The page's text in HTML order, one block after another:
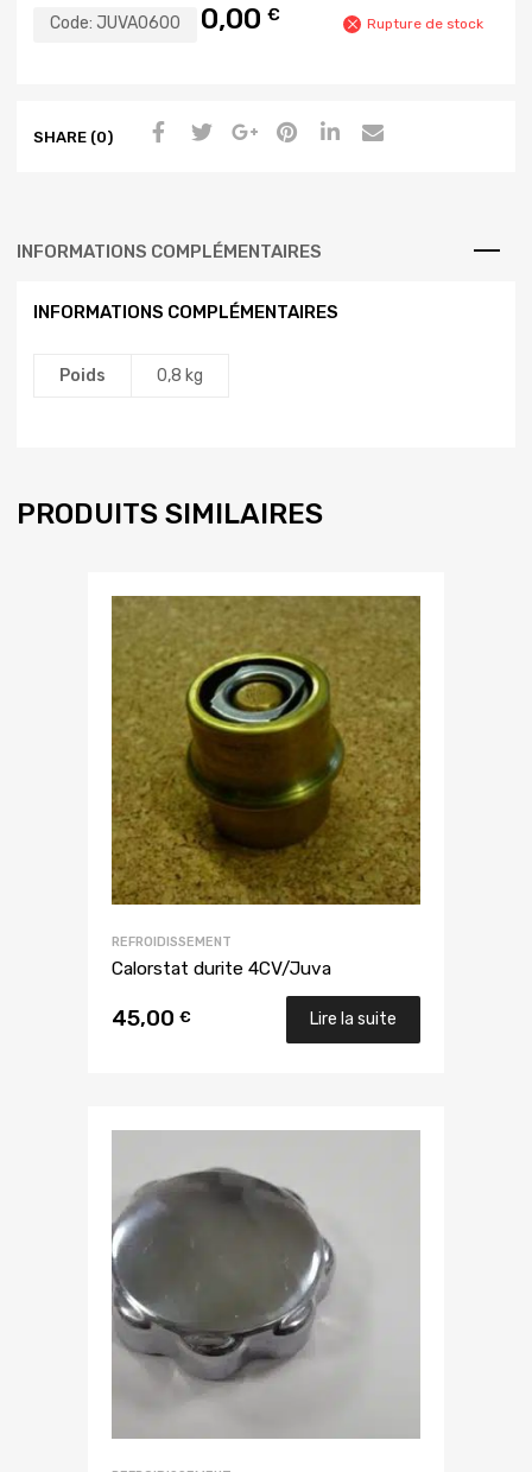
Code: JUVA0600 0,00 € Rupture de stock
SHARE (0)
INFORMATIONS COMPLÉMENTAIRES
INFORMATIONS COMPLÉMENTAIRES
Poids 0,8 kg
PRODUITS SIMILAIRES
REFROIDISSEMENT
Calorstat durite 4CV/Juva
45,00 € Lire la suite